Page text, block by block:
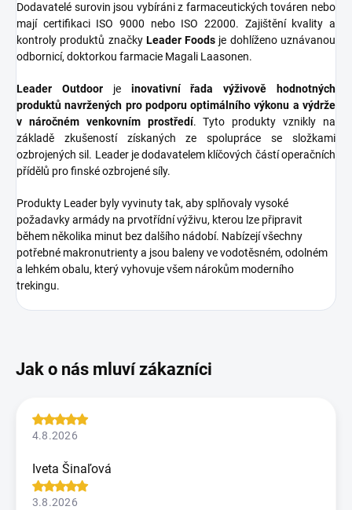
Dodavatelé surovin jsou vybíráni z farmaceutických továren nebo
mají certifikaci ISO 9000 nebo ISO 22000. Zajištění kvality a
kontroly produktů značky Leader Foods je dohlíženo uznávanou
odbornicí, doktorkou farmacie Magali Laasonen.
Leader Outdoorje inovativní řada výživově hodnotných
produktů navržených pro podporu optimálního výkonu a výdrže
v náročném venkovním prostředí. Tyto produkty vznikly na
základě zkušeností získaných ze spolupráce se složkami
ozbrojených sil. Leader je dodavatelem klíčových částí operačních
přídělů pro finské ozbrojené síly.
Produkty Leader byly vyvinuty tak, aby splňovaly vysoké
požadavky armády na prvotřídní výživu, kterou lze připravit
během několika minut bez dalšího nádobí. Nabízejí všechny
potřebné makronutrienty a jsou baleny ve vodotěsném, odolném
a lehkém obalu, který vyhovuje všem nárokům moderního
trekingu.
4.8.2026
Iveta Šinaľová
3.8.2026